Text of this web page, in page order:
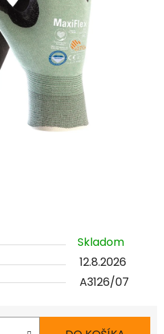
Skladom
12.8.2026
A3126/07